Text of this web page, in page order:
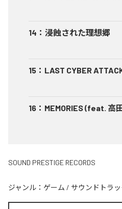
14 ： 浸蝕された理想郷
15 ： LAST CYBER
16 ： MEMORIES (feat. 高
SOUND PRESTIGE RECORDS
ジャンル： ゲーム / サウンドトラッ